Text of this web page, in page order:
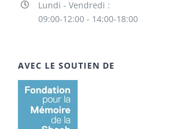
Lundi - Vendredi :
09:00-12:00 - 14:00-18:00
AVEC LE SOUTIEN DE